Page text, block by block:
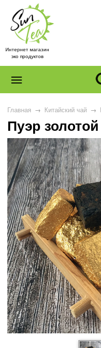
Интернет магазин
эко продуктов
Главная → Китайский чай →
Пуэр